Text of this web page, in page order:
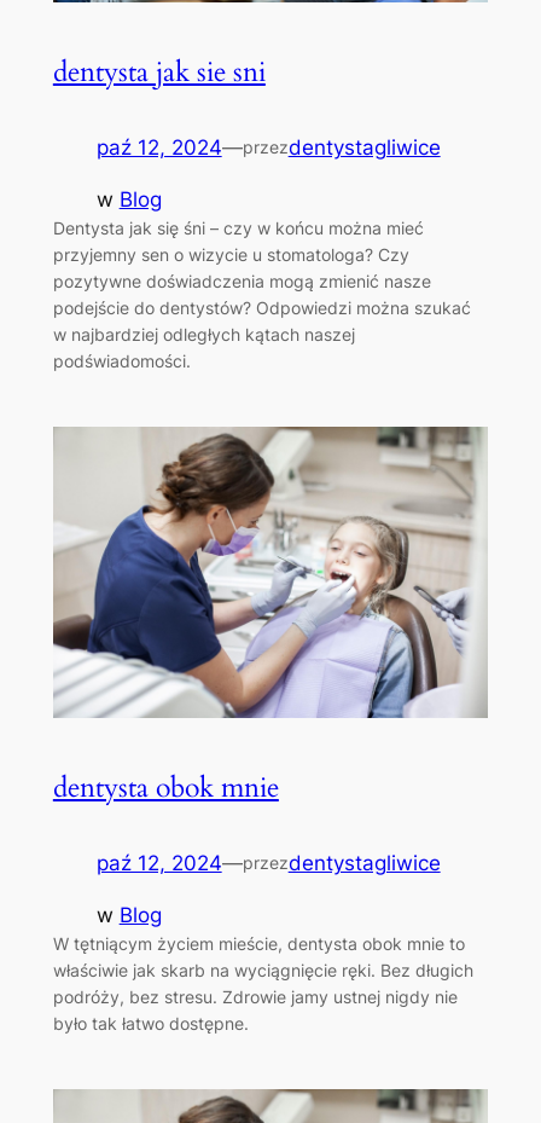
dentysta jak sie sni
paź 12, 2024—przezdentystagliwice
w Blog
Dentysta jak się śni – czy w końcu można mieć
przyjemny sen o wizycie u stomatologa? Czy
pozytywne doświadczenia mogą zmienić nasze
podejście do dentystów? Odpowiedzi można szukać
w najbardziej odległych kątach naszej
podświadomości.
dentysta obok mnie
paź 12, 2024—przezdentystagliwice
w Blog
W tętniącym życiem mieście, dentysta obok mnie to
właściwie jak skarb na wyciągnięcie ręki. Bez długich
podróży, bez stresu. Zdrowie jamy ustnej nigdy nie
było tak łatwo dostępne.